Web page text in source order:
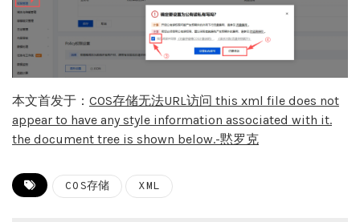
本文首发于： COS存储无法URL访问 this xml file does not
appear to have any style information associated with it.
the document tree is shown below.-黙罗克
COS存储 XML